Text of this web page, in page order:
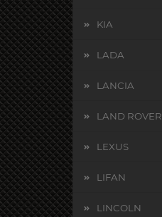
KIA
LADA
LANCIA
LAND ROVER
LEXUS
LIFAN
LINCOLN